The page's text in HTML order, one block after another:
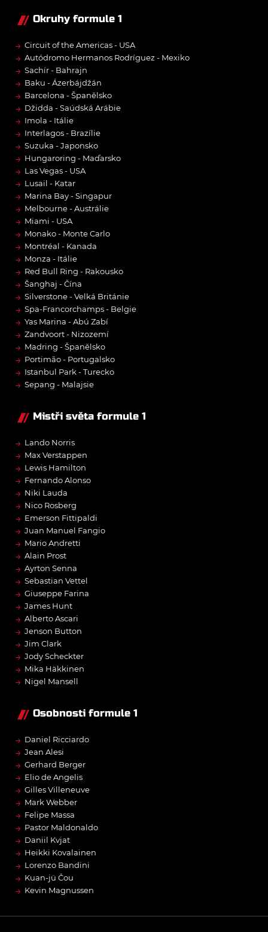
Okruhy formule 1
→ Circuit of the Americas - USA
→ Autódromo Hermanos Rodríguez - Mexiko
→ Sachír - Bahrajn
→ Baku - Ázerbájdžán
→ Barcelona - Španělsko
→ Džidda - Saúdská Arábie
→ Imola - Itálie
→ Interlagos - Brazílie
→ Suzuka - Japonsko
→ Hungaroring - Maďarsko
→ Las Vegas - USA
→ Lusail - Katar
→ Marina Bay - Singapur
→ Melbourne - Austrálie
→ Miami - USA
→ Monako - Monte Carlo
→ Montréal - Kanada
→ Monza - Itálie
→ Red Bull Ring - Rakousko
→ Šanghaj - Čína
→ Silverstone - Velká Británie
→ Spa-Francorchamps - Belgie
→ Yas Marina - Abú Zabí
→ Zandvoort - Nizozemí
→ Madring - Španělsko
→ Portimão - Portugalsko
→ Istanbul Park - Turecko
→ Sepang - Malajsie
Mistři světa formule 1
→ Lando Norris
→ Max Verstappen
→ Lewis Hamilton
→ Fernando Alonso
→ Niki Lauda
→ Nico Rosberg
→ Emerson Fittipaldi
→ Juan Manuel Fangio
→ Mario Andretti
→ Alain Prost
→ Ayrton Senna
→ Sebastian Vettel
→ Giuseppe Farina
→ James Hunt
→ Alberto Ascari
→ Jenson Button
→ Jim Clark
→ Jody Scheckter
→ Mika Häkkinen
→ Nigel Mansell
Osobnosti formule 1
→ Daniel Ricciardo
→ Jean Alesi
→ Gerhard Berger
→ Elio de Angelis
→ Gilles Villeneuve
→ Mark Webber
→ Felipe Massa
→ Pastor Maldonaldo
→ Daniil Kvjat
→ Heikki Kovalainen
→ Lorenzo Bandini
→ Kuan-jü Čou
→ Kevin Magnussen